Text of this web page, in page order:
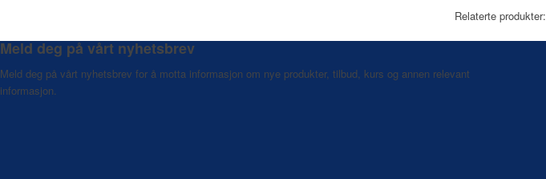
Relaterte produkter:
Meld deg på vårt nyhetsbrev
Meld deg på vårt nyhetsbrev for å motta informasjon om nye produkter, tilbud, kurs og annen relevant
informasjon.